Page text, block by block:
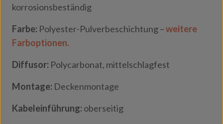
korrosionsbeständig
Farbe: Polyester-Pulverbeschichtung –weitere
Farboptionen.
Diffusor: Polycarbonat, mittelschlagfest
Montage: Deckenmontage
Kabeleinführung: oberseitig